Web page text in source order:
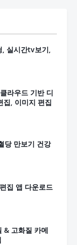
, 실시간tv보기,
라우드 기반 디
집, 이미지 편집
당 만보기 건강
집 앱 다운로드
& 고화질 카메